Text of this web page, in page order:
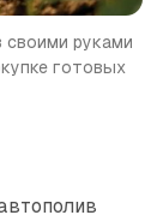
руками
готовых